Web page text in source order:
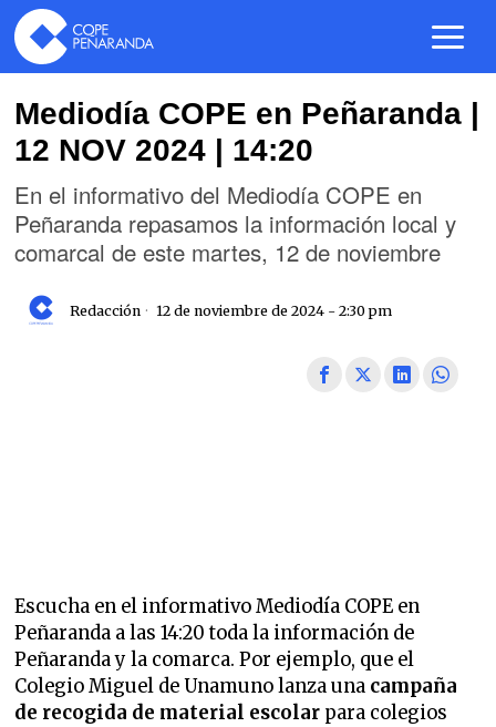
Mediodía COPE en Peñaranda |
12 NOV 2024 | 14:20
En el informativo del Mediodía COPE en
Peñaranda repasamos la información local y
comarcal de este martes, 12 de noviembre
Redacción 12 de noviembre de 2024 - 2:30 pm
Escucha en el informativo Mediodía COPE en
Peñaranda a las 14:20 toda la información de
Peñaranda y la comarca. Por ejemplo, que el
Colegio Miguel de Unamuno lanza una campaña
de recogida de material escolar para colegios